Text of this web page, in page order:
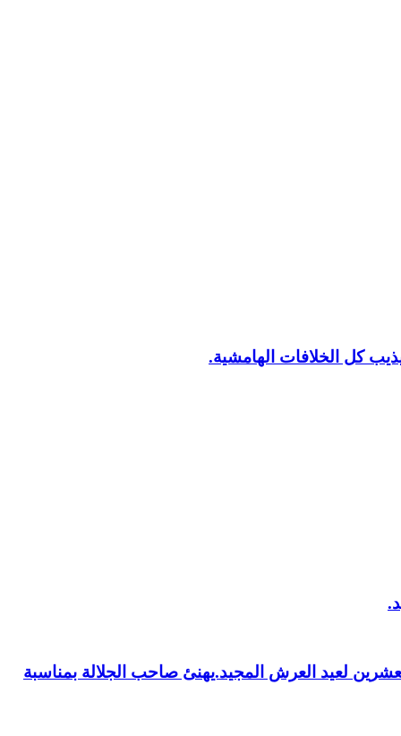
كل الخلافات الهامشية.
لعيد العرش المجيد.يهنئ صاحب الجلالة بمناسبة